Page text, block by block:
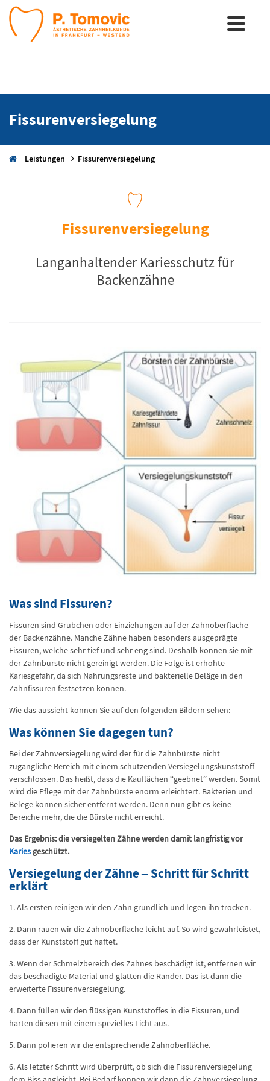
Fissurenversiegelung
Leistungen Fissurenversiegelung
Fissurenversiegelung
Langanhaltender Kariesschutz für
Backenzähne
Was sind Fissuren?
Fissuren sind Grübchen oder Einziehungen auf der Zahnoberfläche
der Backenzähne. Manche Zähne haben besonders ausgeprägte
Fissuren, welche sehr tief und sehr eng sind. Deshalb können sie mit
der Zahnbürste nicht gereinigt werden. Die Folge ist erhöhte
Kariesgefahr, da sich Nahrungsreste und bakterielle Beläge in den
Zahnfissuren festsetzen können.
Wie das aussieht können Sie auf den folgenden Bildern sehen:
Was können Sie dagegen tun?
Bei der Zahnversiegelung wird der für die Zahnbürste nicht
zugängliche Bereich mit einem schützenden Versiegelungskunststoff
verschlossen. Das heißt, dass die Kauflächen “geebnet” werden. Somit
wird die Pflege mit der Zahnbürste enorm erleichtert. Bakterien und
Belege können sicher entfernt werden. Denn nun gibt es keine
Bereiche mehr, die die Bürste nicht erreicht.
Das Ergebnis: die versiegelten Zähne werden damit langfristig vor
Karies geschützt.
Versiegelung der Zähne – Schritt für Schritt
erklärt
1. Als ersten reinigen wir den Zahn gründlich und legen ihn trocken.
2. Dann rauen wir die Zahnoberfläche leicht auf. So wird gewährleistet,
dass der Kunststoff gut haftet.
3. Wenn der Schmelzbereich des Zahnes beschädigt ist, entfernen wir
das beschädigte Material und glätten die Ränder. Das ist dann die
erweiterte Fissurenversiegelung.
4. Dann füllen wir den flüssigen Kunststoffes in die Fissuren, und
härten diesen mit einem spezielles Licht aus.
5. Dann polieren wir die entsprechende Zahnoberfläche.
6. Als letzter Schritt wird überprüft, ob sich die Fissurenversiegelung